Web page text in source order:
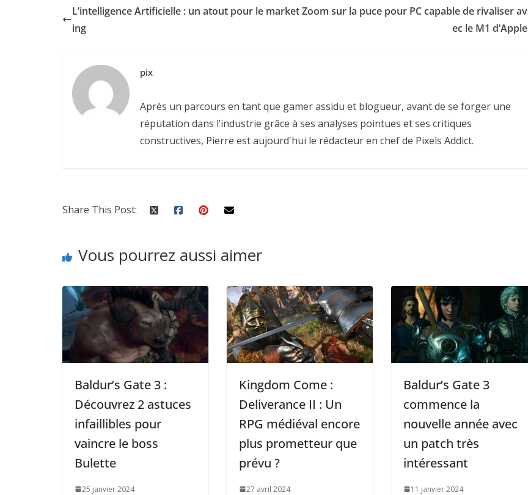
L’intelligence Artificielle : un atout pour le market
ing
Zoom sur la puce pour PC capable de rivaliser av
ec le M1 d’Apple
pix
Après un parcours en tant que gamer assidu et blogueur, avant de se forger une
réputation dans l’industrie grâce à ses analyses pointues et ses critiques
constructives, Pierre est aujourd'hui le rédacteur en chef de Pixels Addict.
Share This Post:
Vous pourrez aussi aimer
Baldur’s Gate 3 :
Découvrez 2 astuces
infaillibles pour
vaincre le boss
Bulette
25 janvier 2024
Kingdom Come :
Deliverance II : Un
RPG médiéval encore
plus prometteur que
prévu ?
27 avril 2024
Baldur’s Gate 3
commence la
nouvelle année avec
un patch très
intéressant
11 janvier 2024